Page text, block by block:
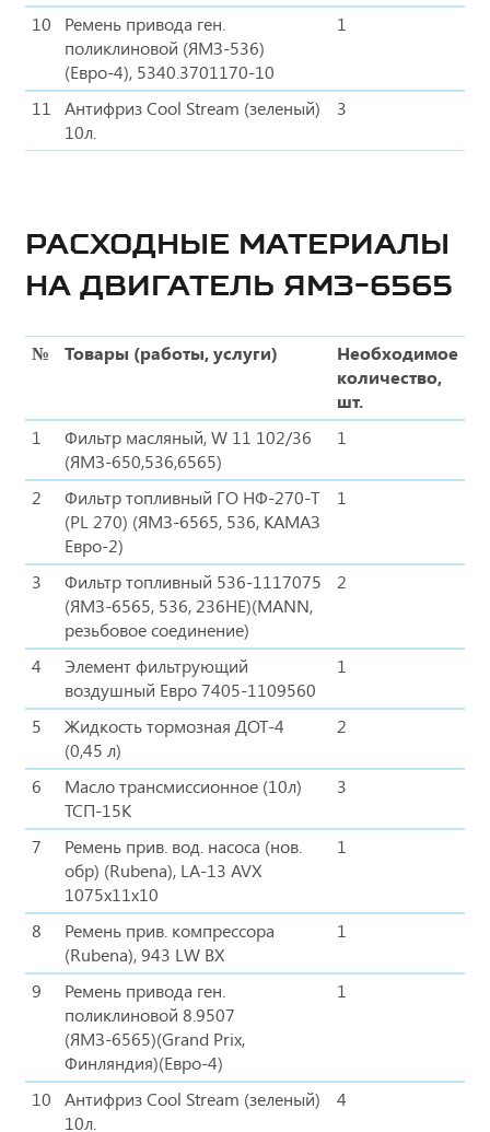
10
Ремень привода ген.
поликлиновой (ЯМЗ-536)
(Евро-4), 5340.3701170-10
1
11
Антифриз Cool Stream (зеленый)
10л.
3
РАСХОДНЫЕ МАТЕРИАЛЫ
НА ДВИГАТЕЛЬ ЯМЗ-6565
№ Товары (работы, услуги)
Необходимое
количество,
шт.
1
Фильтр масляный, W 11 102/36
(ЯМЗ-650,536,6565)
1
2
Фильтр топливный ГО НФ-270-Т
(PL 270) (ЯМЗ-6565, 536, КАМАЗ
Евро-2)
1
3
Фильтр топливный 536-1117075
(ЯМЗ-6565, 536, 236НЕ)(MANN,
резьбовое соединение)
2
4
Элемент фильтрующий
воздушный Евро 7405-1109560
1
5
Жидкость тормозная ДОТ-4
(0,45 л)
2
6
Масло трансмиссионное (10л)
ТСП-15К
3
7
Ремень прив. вод. насоса (нов.
обр) (Rubena), LA-13 AVX
1075х11х10
1
8
Ремень прив. компрессора
(Rubena), 943 LW BX
1
9
Ремень привода ген.
поликлиновой 8.9507
(ЯМЗ-6565)(Grand Prix,
Финляндия)(Евро-4)
1
10
Антифриз Cool Stream (зеленый)
10л.
4